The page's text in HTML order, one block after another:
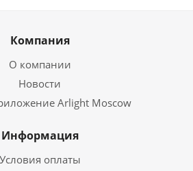
Компания
О компании
Новости
Arlight Moscow
Информация
Условия оплаты